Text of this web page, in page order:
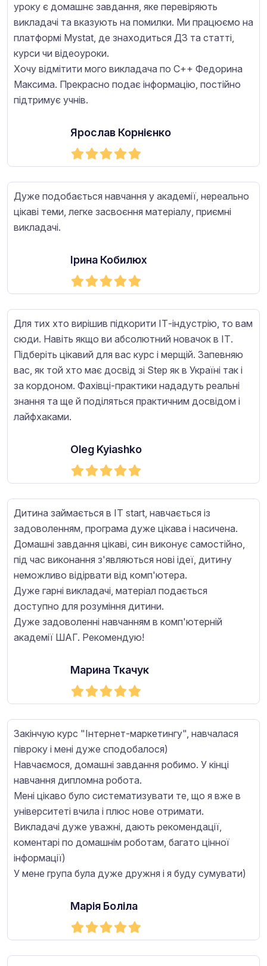
уроку є домашнє завдання, яке перевіряють
викладачі та вказують на помилки. Ми працюємо на
платформі Mystat, де знаходиться ДЗ та статті,
курси чи відеоуроки.
Хочу відмітити мого викладача по С++ Федорина
Максима. Прекрасно подає інформацію, постійно
підтримує учнів.
Ярослав Корнієнко
Дуже подобається навчання у академії, нереально
цікаві теми, легке засвоєння матеріалу, приємні
викладачі.
Ірина Кобилюх
Для тих хто вирішив підкорити ІТ-індустрію, то вам
сюди. Навіть якщо ви абсолютний новачок в ІТ.
Підберіть цікавий для вас курс і мерщій. Запевняю
вас, як той хто має досвід зі Step як в Україні так і
за кордоном. Фахівці-практики нададуть реальні
знання та ще й поділяться практичним досвідом і
лайфхаками.
Oleg Kyiashko
Дитина займається в IT start, навчається із
задоволенням, програма дуже цікава і насичена.
Домашні завдання цікаві, син виконує самостійно,
під час виконання з'являються нові ідеї, дитину
неможливо відірвати від комп'ютера.
Дуже гарні викладачі, матеріал подається
доступно для розуміння дитини.
Дуже задоволенні навчанням в комп'ютерній
академії ШАГ. Рекомендую!
Марина Ткачук
Закінчую курс "Інтернет-маркетингу", навчалася
півроку і мені дуже сподобалося)
Навчаємося, домашні завдання робимо. У кінці
навчання дипломна робота.
Мені цікаво було систематизувати те, що я вже в
університеті вчила і плюс нове отримати.
Викладачі дуже уважні, дають рекомендації,
коментарі по домашнім роботам, багато цінної
інформації)
У мене група була дуже дружня і я буду сумувати)
Марія Боліла